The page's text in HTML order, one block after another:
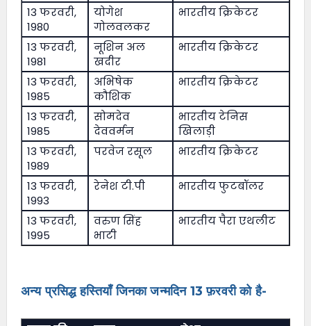
13 फरवरी,
1980
योगेश
गोलवलकर
भारतीय क्रिकेटर
13 फरवरी,
1981
नूशिन अल
खदीर
भारतीय क्रिकेटर
13 फरवरी,
1985
अभिषेक
कौशिक
भारतीय क्रिकेटर
13 फरवरी,
1985
सोमदेव
देववर्मन
भारतीय टेनिस
खिलाड़ी
13 फरवरी,
1989
परवेज रसूल भारतीय क्रिकेटर
13 फरवरी,
1993
रेनेश टी.पी भारतीय फुटबॉलर
13 फरवरी,
1995
वरुण सिंह
भाटी
भारतीय पैरा एथलीट
अन्य प्रसिद्ध हस्तियाँ जिनका जन्मदिन 13 फ़रवरी को है-